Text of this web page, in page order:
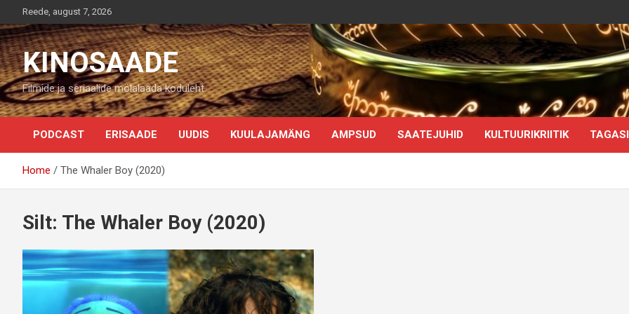
to
content
Reede, august 7, 2026
KINOSAADE
Filmide ja seriaalide mölalaada koduleht
PODCAST ERISAADE UUDIS KUULAJAMÄNG AMPSUD SAATEJUHID KULTUURIKRIITIK
Home The Whaler Boy (2020)
Silt: The Whaler Boy (2020)